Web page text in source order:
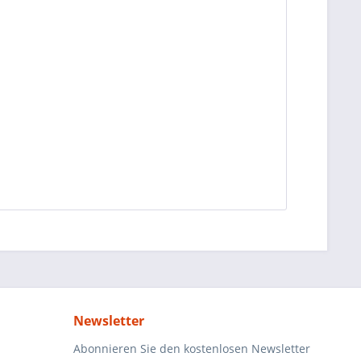
Newsletter
Abonnieren Sie den kostenlosen Newsletter